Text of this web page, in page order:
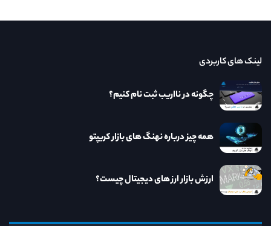
لینک های کاربردی
چگونه در نااریب ثبت نام کنیم؟
همه چیز درباره نهنگ های بازار کریپتو
ارزش بازار ارز های دیجیتال چیست؟